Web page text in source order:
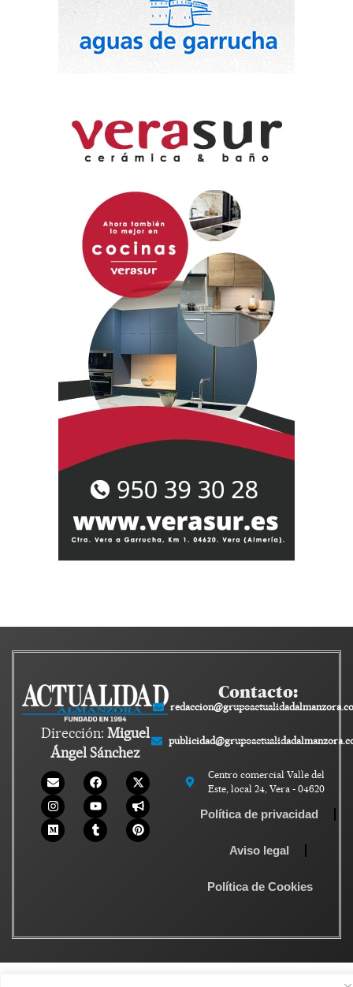
Dirección: Miguel
Ángel Sánchez
Contacto:
Centro comercial Valle del
Este, local 24, Vera - 04620
Política de privacidad
Aviso legal
Política de Cookies